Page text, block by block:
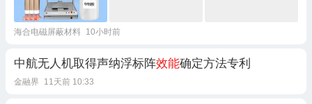
海合电磁屏蔽材料 10小时前
中航无人机取得声纳浮标阵效能确定方法专利
金融界 11天前 10:33